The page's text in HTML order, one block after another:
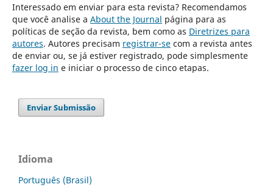
Interessado em enviar para esta revista? Recomendamos
que você analise a About the Journal página para as
políticas de seção da revista, bem como as Diretrizes para
autores. Autores precisam registrar-secom a revista antes
de enviar ou, se já estiver registrado, pode simplesmente
fazer log in e iniciar o processo de cinco etapas.
Enviar Submissão
Idioma
Português (Brasil)